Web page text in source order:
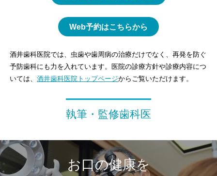
Web予約はこちらから
酒井歯科医院では、虫歯や歯周病の治療だけでなく、再発を防ぐ
予防歯科にも力を入れています。医院の診療方針や診療内容につ
いては、 酒井歯科医院トップページからご覧いただけます。
執筆・監修歯科医
お口の健康を